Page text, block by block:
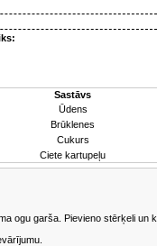
Sastāvs
Ūdens
Brūklenes
Cukurs
Ciete kartupeļu
ogu garša. Pievieno stērķeli un